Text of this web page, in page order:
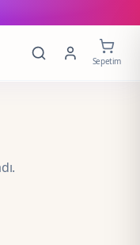
Sepetim